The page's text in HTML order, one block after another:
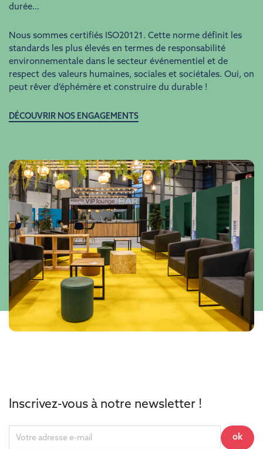
durée…
Nous sommes certifiés ISO20121. Cette norme définit les
standards les plus élevés en termes de responsabilité
environnementale dans le secteur événementiel et de
respect des valeurs humaines, sociales et sociétales. Oui, on
peut rêver d’éphémère et construire du durable !
DÉCOUVRIR NOS ENGAGEMENTS
Inscrivez-vous à notre newsletter !